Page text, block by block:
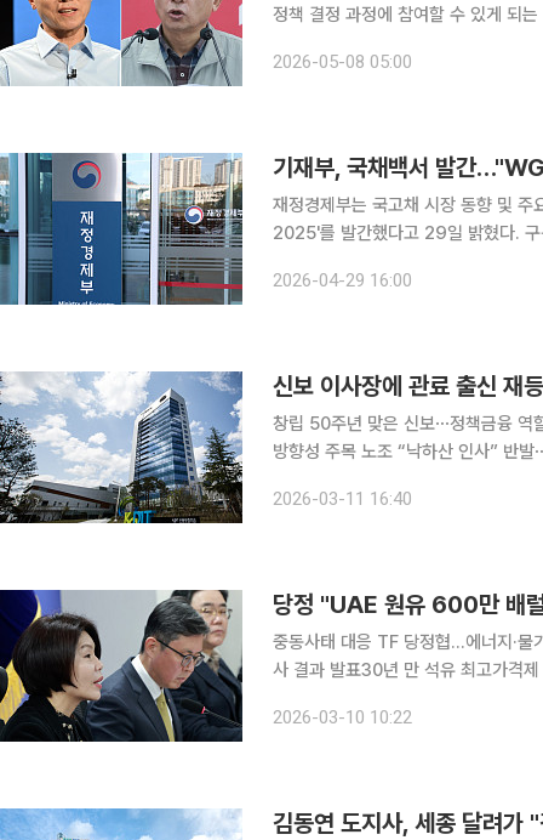
정책 결정 과정에 참여할 수 있게 되
년의 청구서다. 반도체, 바이오, 행정
2026-05-08 05:00
기재부, 국채백서 발간
재정경제부는 국고채 시장 동향 및
2025'를 발간했다고 29일 밝혔다. 구윤철 경제부총리 겸 재정경제부 장관은 발간사에서 "2025년
느 때보다 어려운 여건에 직면했지
2026-04-29 16:00
신보 이사장에 관료 출신 재
창립 50주년 맞은 신보⋯정책금융 역
방향성 주목 노조 “낙하산 인사” 반발⋯대구 본사서 출
을 맞은 신보가 정부 기조에 맞춰 기
2026-03-11 16:40
중동사태 대응 TF 당정협…에너지·물
사 결과 발표30년 만 석유 최고가격제 도입…세법
랍에미리트(UAE)산 원유 600만 배
2026-03-10 10:22
김동연 도지사, 세종 달려